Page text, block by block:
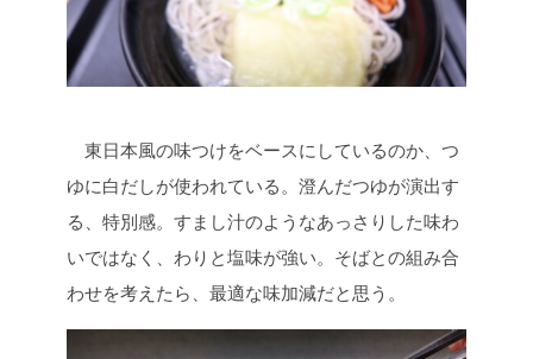
東日本風の味つけをベースにしているのか、つ
ゆに白だしが使われている。澄んだつゆが演出す
る、特別感。すまし汁のようなあっさりした味わ
いではなく、わりと塩味が強い。そばとの組み合
わせを考えたら、最適な味加減だと思う。